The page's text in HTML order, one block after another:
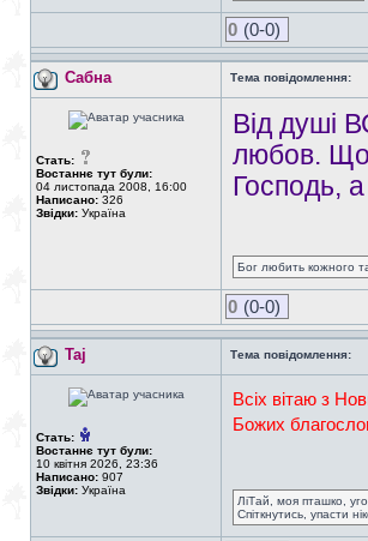
0 (0-0)
Сабна Тема повідомлення:
Стать:
Востаннє тут були:
04 листопада 2008, 16:00
Написано: 326
Звідки: Україна
Від душі
любов.
Господь,
Бог любить кожного
0 (0-0)
Taj Тема повідомлення:
Стать:
Востаннє тут були:
10 квітня 2026, 23:36
Написано: 907
Звідки: Україна
Всіх вітаю з
Божих
ЛіТай, моя пташко,
Спіткнутись, упасти